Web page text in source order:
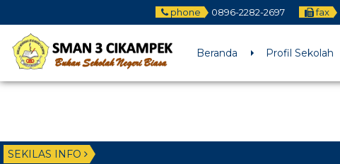
phone 0896-2282-2697 fax
Beranda Profil Sekolah
SEKILAS INFO